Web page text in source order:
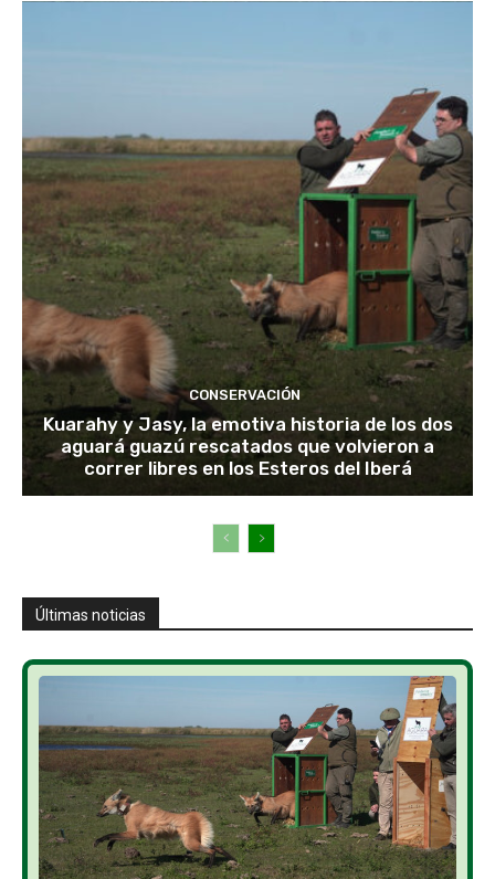
CONSERVACIÓN
Kuarahy y Jasy, la emotiva historia de los dos
aguará guazú rescatados que volvieron a
correr libres en los Esteros del Iberá
Últimas noticias